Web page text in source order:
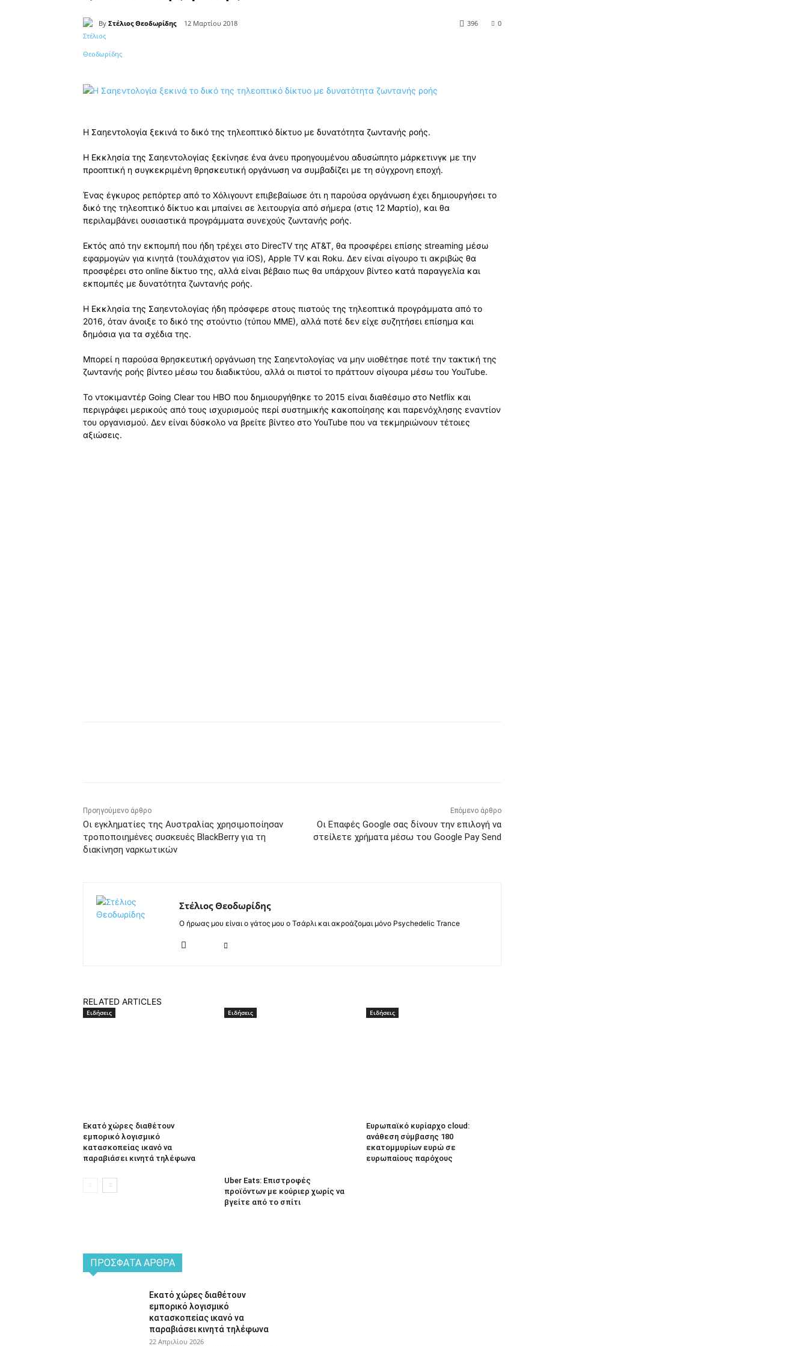
By Στέλιος Θεοδωρίδης 12 Μαρτίου 2018 0
396
Κοινοποίηση
Η Σαηεντολογία ξεκινά το δικό της τηλεοπτικό δίκτυο με δυνατότητα ζωντανής ροής.
Η Εκκλησία της Σαηεντολογίας ξεκίνησε ένα άνευ προηγουμένου αδυσώπητο μάρκετινγκ με την
προοπτική η συγκεκριμένη θρησκευτική οργάνωση να συμβαδίζει με τη σύγχρονη εποχή.
Ένας έγκυρος ρεπόρτερ από το Χόλιγουντ επιβεβαίωσε ότι η παρούσα οργάνωση έχει δημιουργήσει το
δικό της τηλεοπτικό δίκτυο και μπαίνει σε λειτουργία από σήμερα (στις 12 Μαρτίο), και θα
περιλαμβάνει ουσιαστικά προγράμματα συνεχούς ζωντανής ροής.
Εκτός από την εκπομπή που ήδη τρέχει στο DirecTV της AT&T, θα προσφέρει επίσης streaming μέσω
εφαρμογών για κινητά (τουλάχιστον για iOS), Apple TV και Roku. Δεν είναι σίγουρο τι ακριβώς θα
προσφέρει στο online δίκτυο της, αλλά είναι βέβαιο πως θα υπάρχουν βίντεο κατά παραγγελία και
εκπομπές με δυνατότητα ζωντανής ροής.
Η Εκκλησία της Σαηεντολογίας ήδη πρόσφερε στους πιστούς της τηλεοπτικά προγράμματα από το
2016, όταν άνοιξε το δικό της στούντιο (τύπου ΜΜΕ), αλλά ποτέ δεν είχε συζητήσει επίσημα και
δημόσια για τα σχέδια της.
Μπορεί η παρούσα θρησκευτική οργάνωση της Σαηεντολογίας να μην υιοθέτησε ποτέ την τακτική της
ζωντανής ροής βίντεο μέσω του διαδικτύου, αλλά οι πιστοί το πράττουν σίγουρα μέσω του YouTube.
Το ντοκιμαντέρ Going Clear του HBO που δημιουργήθηκε το 2015 είναι διαθέσιμο στο Netflix και
περιγράφει μερικούς από τους ισχυρισμούς περί συστημικής κακοποίησης και παρενόχλησης εναντίον
του οργανισμού. Δεν είναι δύσκολο να βρείτε βίντεο στο YouTube που να τεκμηριώνουν τέτοιες
αξιώσεις.
Προηγούμενο άρθρο
Οι εγκληματίες της Αυστραλίας χρησιμοποίησαν
τροποποιημένες συσκευές BlackBerry για τη
διακίνηση ναρκωτικών
Επόμενο άρθρο
Οι Επαφές Google σας δίνουν την επιλογή να
στείλετε χρήματα μέσω του Google Pay Send
Στέλιος Θεοδωρίδης
Ο ήρωας μου είναι ο γάτος μου ο Τσάρλι και ακροάζομαι μόνο Psychedelic Trance
RELATED ARTICLES
Ειδήσεις
Εκατό χώρες διαθέτουν
εμπορικό λογισμικό
κατασκοπείας ικανό να
παραβιάσει κινητά τηλέφωνα
Ειδήσεις
Uber Eats: Επιστροφές
προϊόντων με κούριερ χωρίς να
βγείτε από το σπίτι
Ειδήσεις
Ευρωπαϊκό κυρίαρχο cloud:
ανάθεση σύμβασης 180
εκατομμυρίων ευρώ σε
ευρωπαίους παρόχους
ΠΡΌΣΦΑΤΑ ΆΡΘΡΑ
Εκατό χώρες διαθέτουν
εμπορικό λογισμικό
κατασκοπείας ικανό να
παραβιάσει κινητά τηλέφωνα
22 Απριλίου 2026